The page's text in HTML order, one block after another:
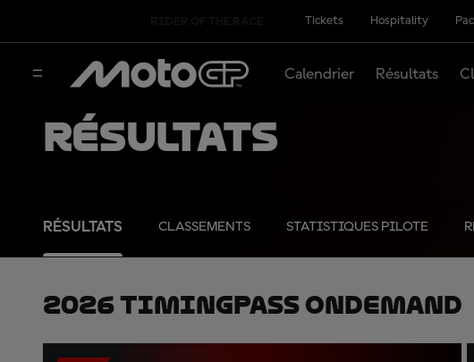
Tickets Hospitality
Calendrier Résultats
Résultats
RÉSULTATS CLASSEMENTS STATISTIQUES PILOTE
2026 TimingPass OnDemand